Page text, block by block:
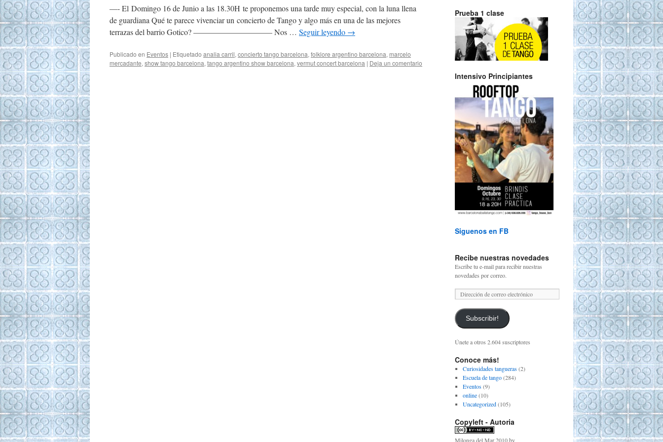
—- El Domingo 16 de Junio a las 18.30H te proponemos una tarde muy especial, con la luna llena
de guardiana Qué te parece vivenciar un concierto de Tango y algo más en una de las mejores
terrazas del barrio Gotico? —————————— Nos … Seguir leyendo →
Publicado en Eventos | Etiquetado analia carril, concierto tango barcelona, folklore argentino barcelona, marcelo
mercadante, show tango barcelona, tango argentino show barcelona, vermut concert barcelona | Deja un comentario
Prueba 1 clase
Intensivo Principiantes
Siguenos en FB
Recibe nuestras novedades
Escribe tu e-mail para recibir nuestras
novedades por correo.
Subscribir!
Únete a otros 2.604 suscriptores
Conoce más!
Curiosidades tangueras(2)
Escuela de tango(284)
Eventos(9)
online(10)
Uncategorized(105)
Copyleft - Autoria
Milonga del Mar 2010by